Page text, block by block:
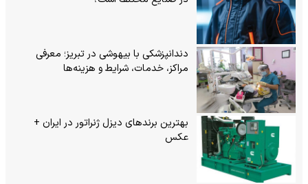
دندانپزشکی با بیهوشی در تبریز؛ معرفی
مراکز، خدمات، شرایط و هزینه‌ها
بهترین برندهای دیزل ژنراتور در ایران +
عکس